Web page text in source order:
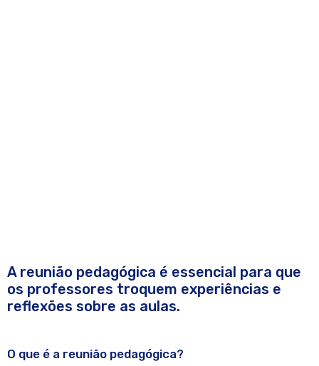
A reunião pedagógica é essencial para que
os professores troquem experiências e
reflexões sobre as aulas.
O que é a reunião pedagógica?